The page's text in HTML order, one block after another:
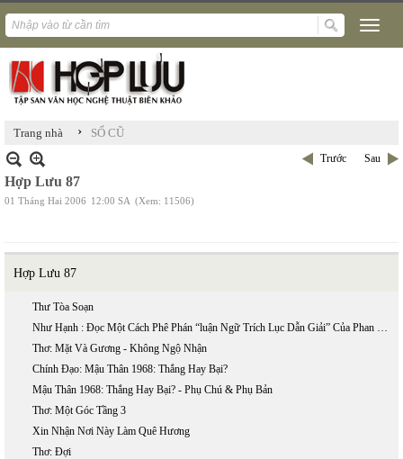
Trang nhà › SỐ CŨ
Trước Sau
Hợp Lưu 87
01 Tháng Hai 2006 12:00 SA (Xem: 11506)
Hợp Lưu 87
Thư Tòa Soạn
Như Hạnh : Đọc Một Cách Phê Phán “luận Ngữ Trích Lục Dẫn Giải” Của Phan Bội Châu
Thơ: Mặt Và Gương - Không Ngộ Nhận
Chính Đạo: Mậu Thân 1968: Thắng Hay Bại?
Mậu Thân 1968: Thắng Hay Bại? - Phụ Chú & Phụ Bản
Thơ: Một Góc Tầng 3
Xin Nhận Nơi Này Làm Quê Hương
Thơ: Đợi